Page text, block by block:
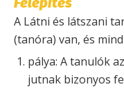
A Látni és látszani
(tanóra) van, és
pálya: A tanulók
jutnak bizonyos